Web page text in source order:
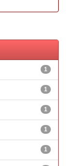
1
1
1
1
1